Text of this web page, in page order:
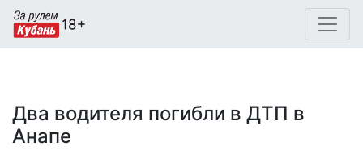
Два водителя погибли в ДТП в
Анапе